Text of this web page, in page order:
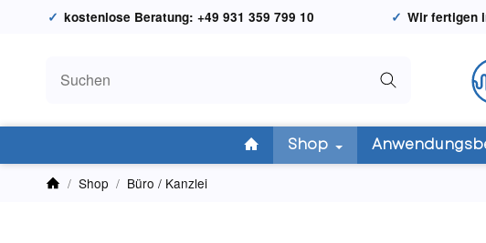
kostenlose Beratung: +49 931 359 799 10 Wir fertigen
Shop
/ Shop / Büro / Kanzlei